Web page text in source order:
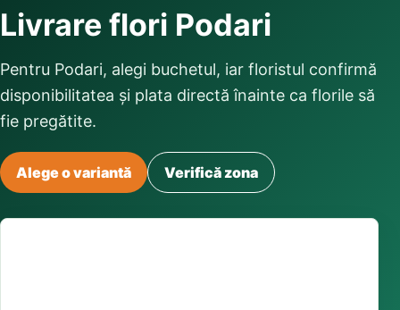
Livrare flori Podari
Pentru Podari, alegi buchetul, iar floristul confirmă
disponibilitatea și plata directă înainte ca florile să
fie pregătite.
Alege o variantă Verifică zona